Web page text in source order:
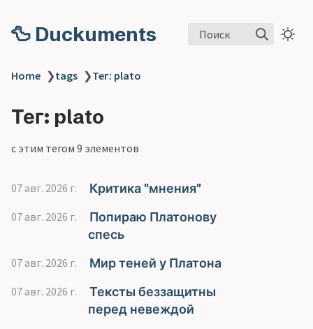
🦆 Duckuments Поиск
Home ❯tags ❯Тег: plato
Тег: plato
с этим тегом 9 элементов
07 авг. 2026 г. Критика "мнения"
07 авг. 2026 г.
Попираю Платонову
спесь
07 авг. 2026 г. Мир теней у Платона
07 авг. 2026 г.
Тексты беззащитны
перед невеждой